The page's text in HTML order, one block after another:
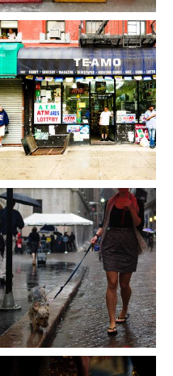
16_fran_simo_0057__JSC3717_Str
eet-photography.es.jpg
18_fran_simo_0042_HSC_7181_dx
o_Harlem-New-York.es.jpg